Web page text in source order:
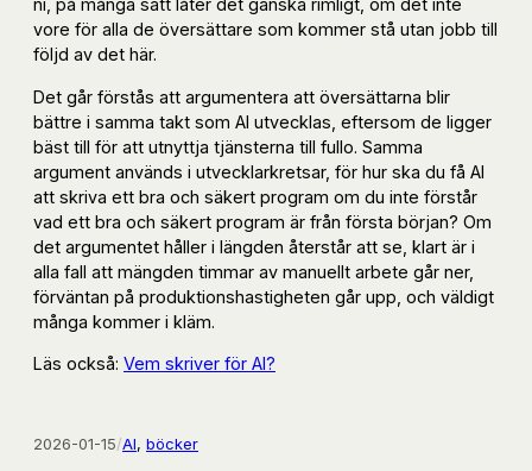
ni, på många sätt låter det ganska rimligt, om det inte
vore för alla de översättare som kommer stå utan jobb till
följd av det här.
Det går förstås att argumentera att översättarna blir
bättre i samma takt som AI utvecklas, eftersom de ligger
bäst till för att utnyttja tjänsterna till fullo. Samma
argument används i utvecklarkretsar, för hur ska du få AI
att skriva ett bra och säkert program om du inte förstår
vad ett bra och säkert program är från första början? Om
det argumentet håller i längden återstår att se, klart är i
alla fall att mängden timmar av manuellt arbete går ner,
förväntan på produktionshastigheten går upp, och väldigt
många kommer i kläm.
Läs också: Vem skriver för AI?
2026-01-15/AI, böcker